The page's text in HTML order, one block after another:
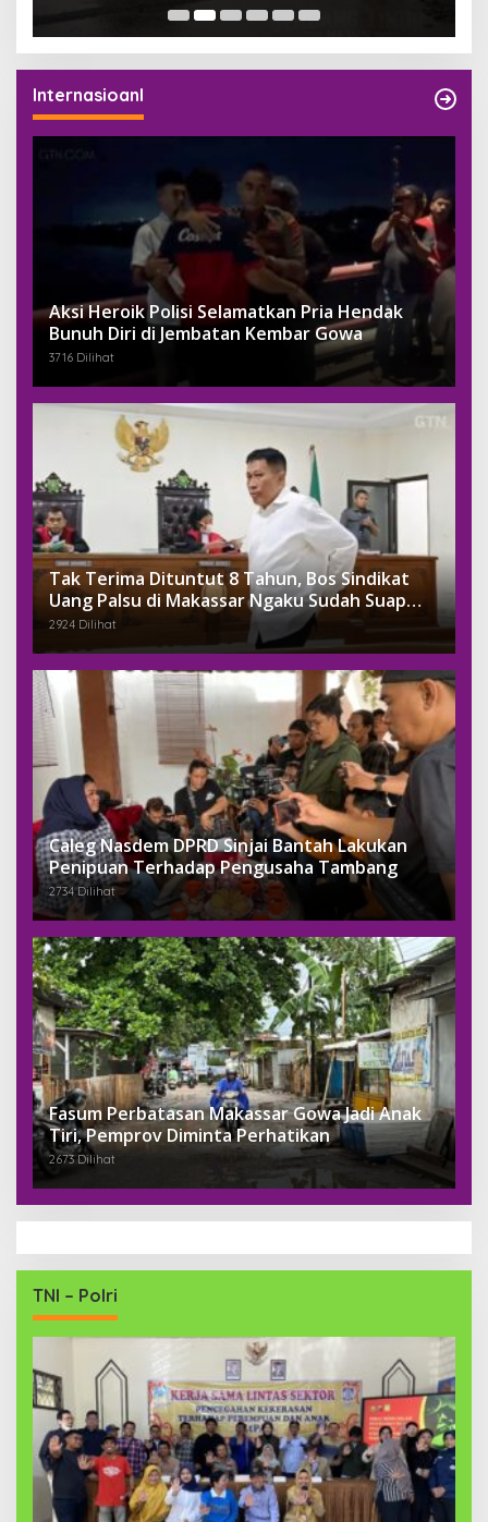
Internasioanl
Aksi Heroik Polisi Selamatkan Pria Hendak
Bunuh Diri di Jembatan Kembar Gowa
3716 Dilihat
Tak Terima Dituntut 8 Tahun, Bos Sindikat
Uang Palsu di Makassar Ngaku Sudah Suap
Jaksa Dengan Miliaran
2924 Dilihat
Caleg Nasdem DPRD Sinjai Bantah Lakukan
Penipuan Terhadap Pengusaha Tambang
2734 Dilihat
Fasum Perbatasan Makassar Gowa Jadi Anak
Tiri, Pemprov Diminta Perhatikan
2673 Dilihat
TNI – Polri